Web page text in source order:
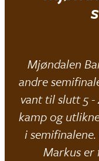
Mjøndalen
andre
vant til slutt 5
kamp og
i
Markus er